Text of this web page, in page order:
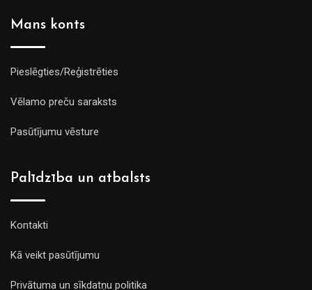
Mans konts
Pieslēgties/Reģistrēties
Vēlamo preču saraksts
Pasūtījumu vēsture
Palīdzība un atbalsts
Kontakti
Kā veikt pasūtījumu
Privātuma un sīkdatņu politika